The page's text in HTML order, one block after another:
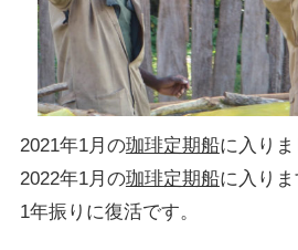
2021年1月の珈琲定期船に入りま
2022年1月の珈琲定期船に入りま
1年振りに復活です。